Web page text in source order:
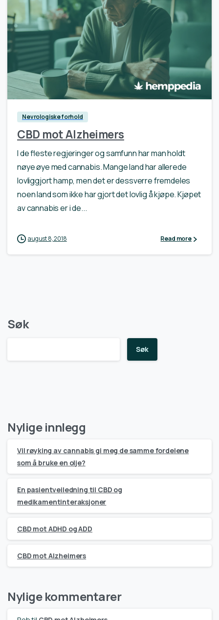
1
Nevrologiske forhold
CBD mot Alzheimers
I de fleste regjeringer og samfunn har man holdt
nøye øye med cannabis. Mange land har allerede
lovliggjort hamp, men det er dessverre fremdeles
noen land som ikke har gjort det lovlig å kjøpe. Kjøpet
av cannabis er i de...
august 8, 2018 Read more
Søk
Søk
Nylige innlegg
Vil røyking av cannabis gi meg de samme fordelene
som å bruke en olje?
En pasientveiledning til CBD og
medikamentinteraksjoner
CBD mot ADHD og ADD
CBD mot Alzheimers
Nylige kommentarer